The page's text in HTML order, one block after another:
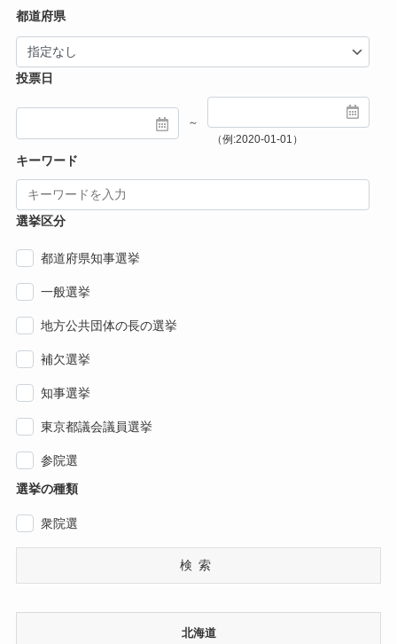
都道府県
投票日
～
（例:2020-01-01）
キーワード
選挙区分
都道府県知事選挙
一般選挙
地方公共団体の長の選挙
補欠選挙
知事選挙
東京都議会議員選挙
参院選
選挙の種類
衆院選
検索
北海道